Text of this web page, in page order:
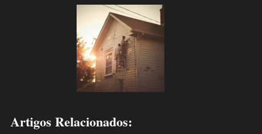
Artigos Relacionados: